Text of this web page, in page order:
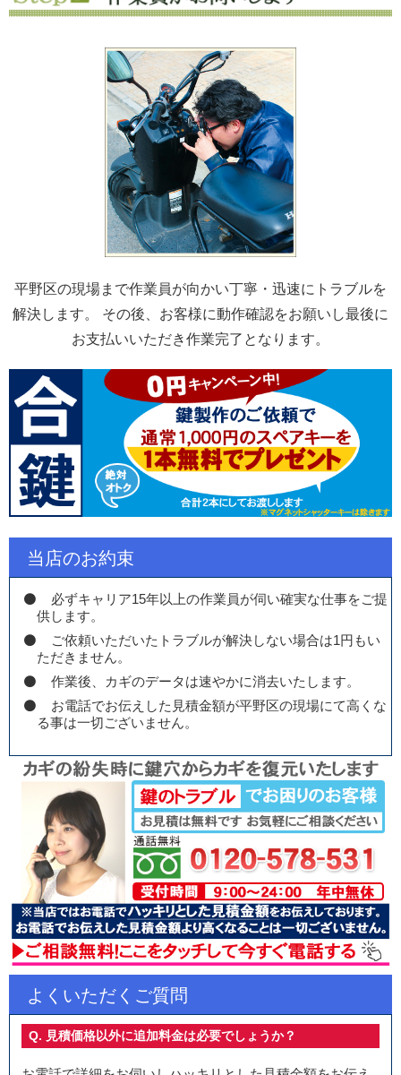
平野区の現場まで作業員が向かい丁寧・迅速にトラブルを
解決します。 その後、お客様に動作確認をお願いし最後に
お支払いいただき作業完了となります。
当店のお約束
必ずキャリア15年以上の作業員が伺い確実な仕事をご提
供します。
ご依頼いただいたトラブルが解決しない場合は1円もい
ただきません。
作業後、カギのデータは速やかに消去いたします。
お電話でお伝えした見積金額が平野区の現場にて高くな
る事は一切ございません。
よくいただくご質問
Q. 見積価格以外に追加料金は必要でしょうか？